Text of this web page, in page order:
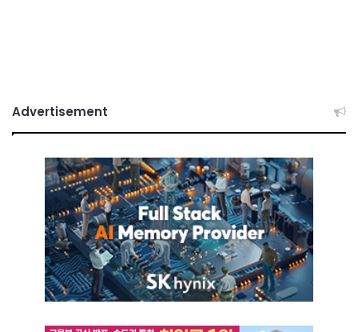
Advertisement